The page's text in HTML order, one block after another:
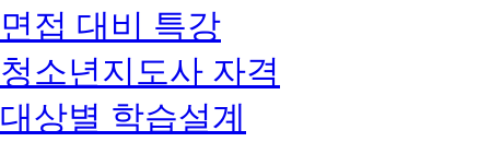
면접 대비 특강
청소년지도사 자격
대상별 학습설계